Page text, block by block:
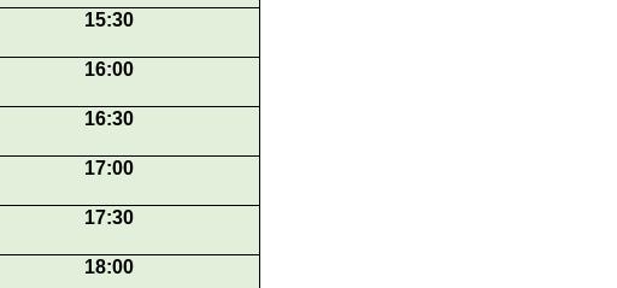
15:30
16:00
16:30
17:00
17:30
18:00